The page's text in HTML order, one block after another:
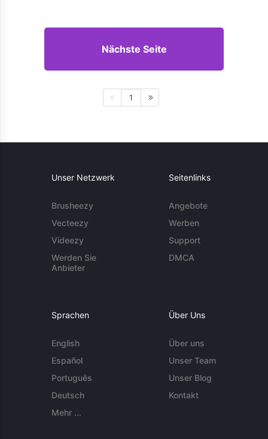
Nächste Seite
1
Unser Netzwerk
Brusheezy
Vecteezy
Videezy
Werden Sie
Anbieter
Seitenlinks
Angebote
Werben
Support
DMCA
Sprachen
English
Español
Português
Deutsch
Mehr ...
Über Uns
Über uns
Unser Team
Unser Blog
Kontakt